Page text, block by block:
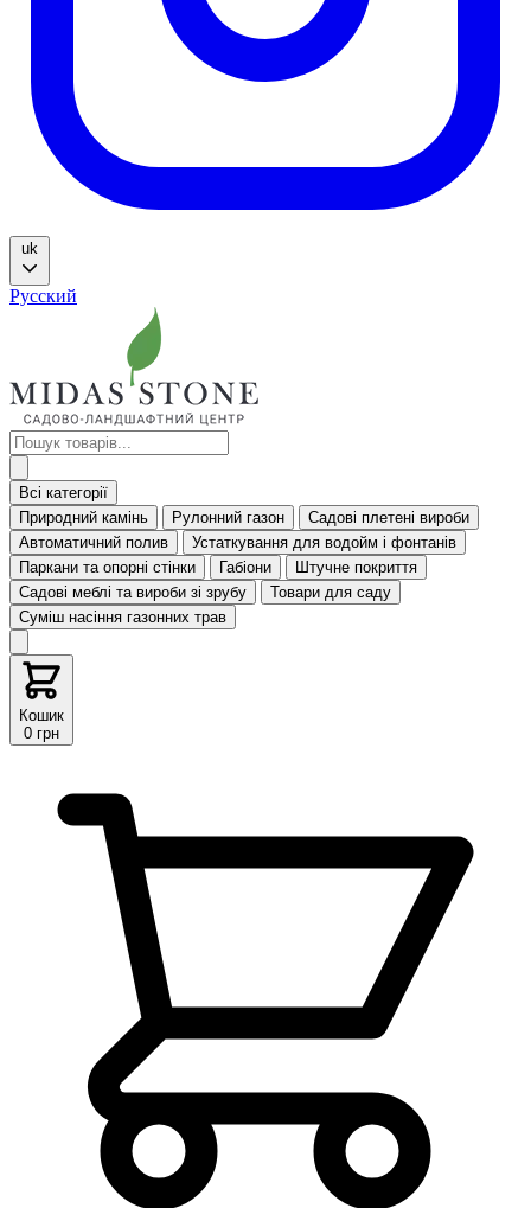
uk
Русский
Всі категорії
Природний камінь
Рулонний газон
Садові плетені вироби
Автоматичний полив
Устаткування для водойм і фонтанів
Паркани та опорні стінки
Габіони
Штучне покриття
Садові меблі та вироби зі зрубу
Товари для саду
Суміш насіння газонних трав
Кошик
0 грн